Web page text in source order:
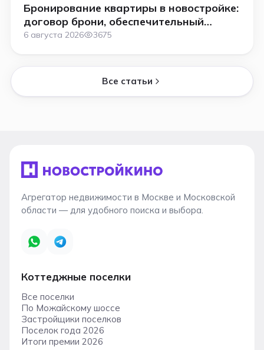
Бронирование квартиры в новостройке:
договор брони, обеспечительный
платёж и как вернуть деньги в 2026
6 августа 2026 3675
Все статьи
Агрегатор недвижимости в Москве и Московской
области — для удобного поиска и выбора.
Коттеджные поселки
Все поселки
По Можайскому шоссе
Застройщики поселков
Поселок года 2026
Итоги премии 2026